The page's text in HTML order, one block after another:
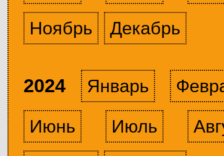
Ноябрь
Декабрь
2024 Январь
Июнь
Июль